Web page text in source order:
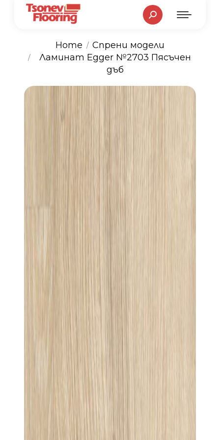
Search:
You are here:
Home
Спрени модели
Ламинат Egger №2703 Пясъчен
дъб